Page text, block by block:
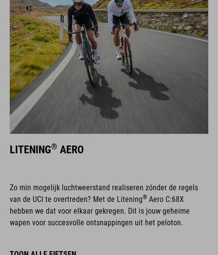
LITENING® AERO
Zo min mogelijk luchtweerstand realiseren zónder de regels
van de UCI te overtreden? Met de Litening
Aero C:68X
hebben we dat voor elkaar gekregen. Dit is jouw geheime
wapen voor succesvolle ontsnappingen uit het peloton.
TOON ALLE FIETSEN